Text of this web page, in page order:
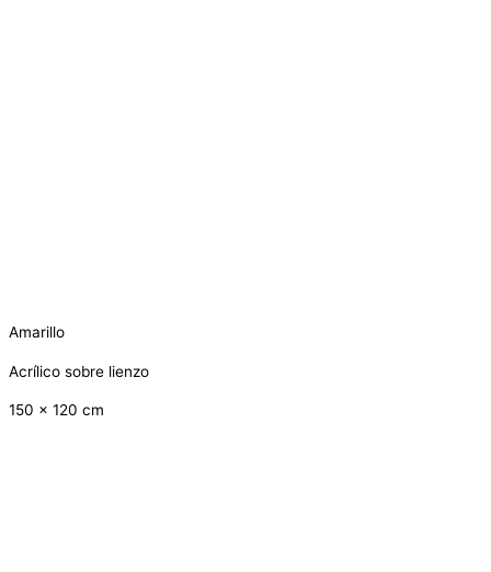
Amarillo
Acrílico sobre lienzo
150 x 120 cm